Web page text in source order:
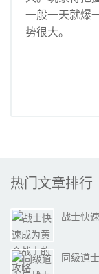
一般一天就爆
势很大。
热门文章排行
战士快
同级道